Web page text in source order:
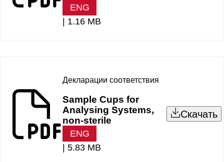
ENG
| 1.16 MB
Декларации соответствия
Sample Cups for
Analysing Systems,
non-sterile
ENG
5.83 MB
Скачать